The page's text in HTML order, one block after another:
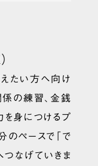
たい方へ向け
係の練習、金銭
を身につけるプ
のペースで「で
つなげていきま